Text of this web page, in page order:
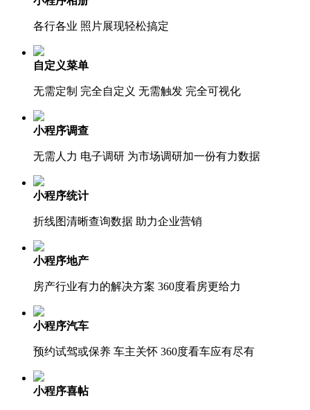
各行各业 照片展现轻松搞定
自定义菜单
无需定制 完全自定义 无需触发 完全可视化
小程序调查
无需人力 电子调研 为市场调研加一份有力数据
小程序统计
折线图清晰查询数据 助力企业营销
小程序地产
房产行业有力的解决方案 360度看房更给力
小程序汽车
预约试驾或保养 车主关怀 360度看车应有尽有
小程序喜帖